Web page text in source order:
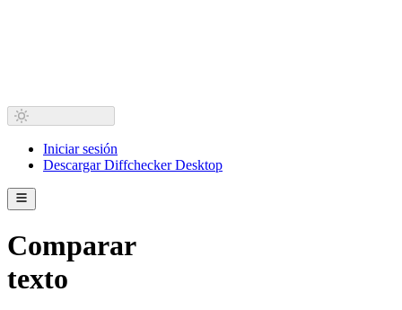
Iniciar sesión
Descargar Diffchecker Desktop
Comparar
texto